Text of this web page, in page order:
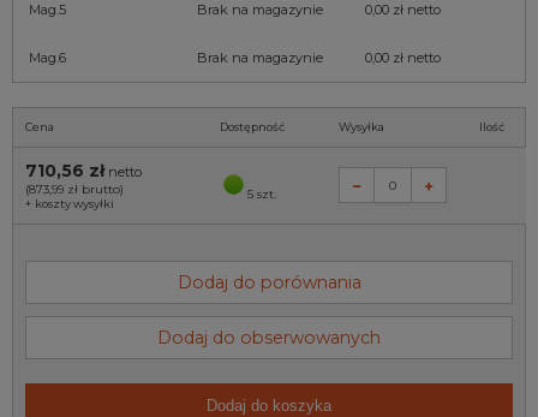
Mag.5 Brak na magazynie 0,00 złnetto
Mag.6 Brak na magazynie 0,00 złnetto
Cena Dostępność Wysyłka Ilość
710,56 złnetto
(873,99 zł brutto)
+ koszty wysyłki
5 szt.
Dodaj do porównania
Dodaj do obserwowanych
Dodaj do koszyka